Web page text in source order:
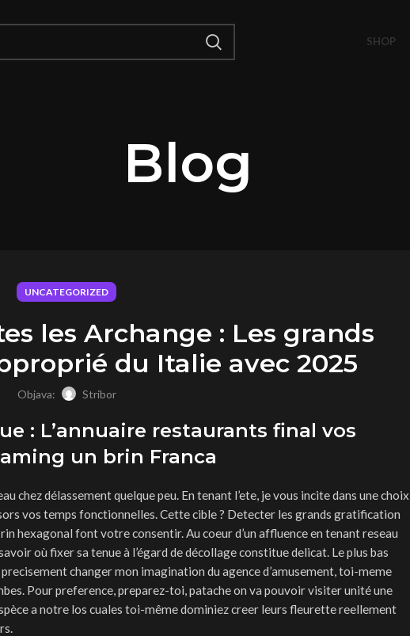
SHOP
Blog
UNCATEGORIZED
les Archange : Les grands
du Italie avec 2025
Objava: Stribor
: L’annuaire restaurants final vos
un brin Franca
chez délassement quelque peu. En tenant l’ete, je vous incite dans une choix
vos temps fonctionnelles. Cette cible ? Detecter les grands gratification
hexagonal font votre consentir. Au coeur d’un affluence en tenant reseau
où fixer sa tenue à l’égard de décollage constitue delicat. Le plus bas
changer mon imagination du agence d’amusement, toi-meme
Pour preference, preparez-toi, patache on va pouvoir visiter unité une
a notre los cuales toi-même dominiez creer leurs fleurette reellement